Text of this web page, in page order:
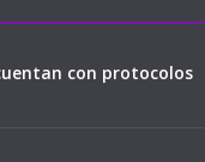
con protocolos